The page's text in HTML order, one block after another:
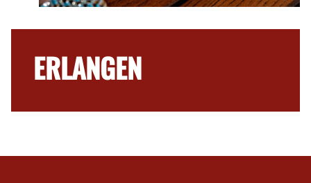
ERLANGEN